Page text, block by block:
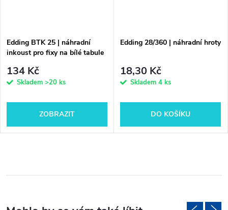
Edding BTK 25 | náhradní
inkoust pro fixy na bílé tabule
134 Kč
Skladem >20 ks
ZOBRAZIT
Edding 28/360 | náhradní hroty
18,30 Kč
Skladem 4 ks
DO KOŠÍKU